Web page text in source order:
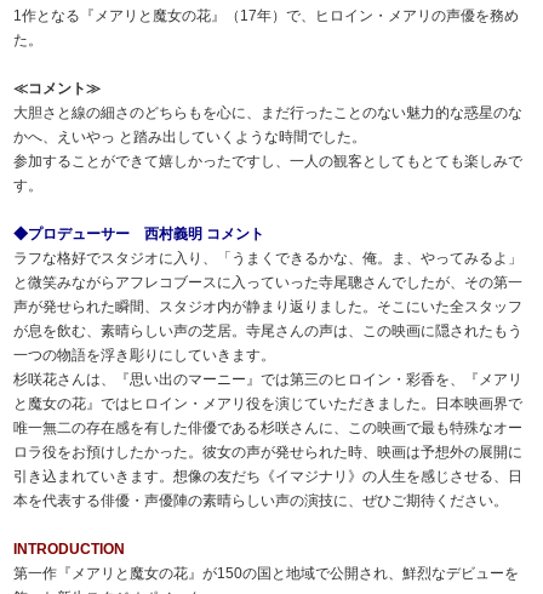
1作となる『メアリと魔女の花』（17年）で、ヒロイン・メアリの声優を務め
た。
≪コメント≫
大胆さと線の細さのどちらもを心に、まだ行ったことのない魅力的な惑星のな
かへ、えいやっ と踏み出していくような時間でした。
参加することができて嬉しかったですし、一人の観客としてもとても楽しみで
す。
◆プロデューサー 西村義明 コメント
ラフな格好でスタジオに入り、「うまくできるかな、俺。ま、やってみるよ」
と微笑みながらアフレコブースに入っていった寺尾聰さんでしたが、その第一
声が発せられた瞬間、スタジオ内が静まり返りました。そこにいた全スタッフ
が息を飲む、素晴らしい声の芝居。寺尾さんの声は、この映画に隠されたもう
一つの物語を浮き彫りにしていきます。
杉咲花さんは、『思い出のマーニー』では第三のヒロイン・彩香を、『メアリ
と魔女の花』ではヒロイン・メアリ役を演じていただきました。日本映画界で
唯一無二の存在感を有した俳優である杉咲さんに、この映画で最も特殊なオー
ロラ役をお預けしたかった。彼女の声が発せられた時、映画は予想外の展開に
引き込まれていきます。想像の友だち《イマジナリ》の人生を感じさせる、日
本を代表する俳優・声優陣の素晴らしい声の演技に、ぜひご期待ください。
INTRODUCTION
第一作『メアリと魔女の花』が150の国と地域で公開され、鮮烈なデビューを